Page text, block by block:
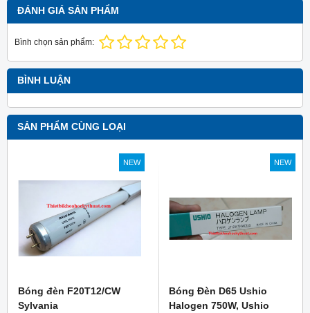
ĐÁNH GIÁ SẢN PHẨM
Bình chọn sản phẩm:
BÌNH LUẬN
SẢN PHẨM CÙNG LOẠI
NEW
Bóng đèn F20T12/CW
Sylvania
NEW
Bóng Đèn D65 Ushio
Halogen 750W, Ushio